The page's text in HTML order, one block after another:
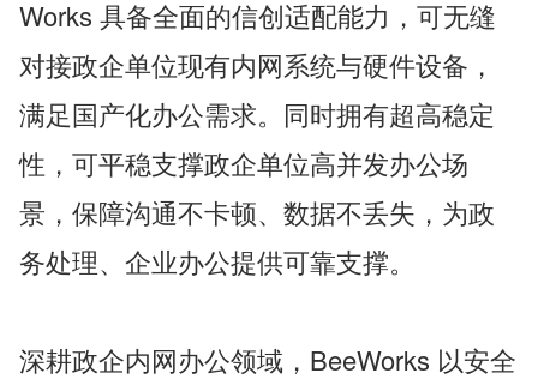
Works 具备全面的信创适配能力，可无缝
对接政企单位现有内网系统与硬件设备，
满足国产化办公需求。同时拥有超高稳定
性，可平稳支撑政企单位高并发办公场
景，保障沟通不卡顿、数据不丢失，为政
务处理、企业办公提供可靠支撑。
深耕政企内网办公领域，BeeWorks 以安全